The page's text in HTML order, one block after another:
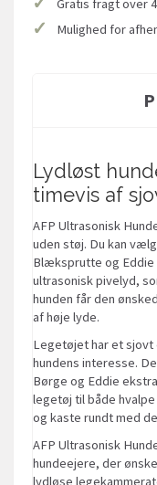
Gratis fragt over
✓ Mulighed for
Lydløst
timevis af
AFP Ultrasonisk
uden støj. Du kan
Blæksprutte og Eddie
ultrasonisk pivelyd,
hunden får den
af høje lyde.
Legetøjet har et
hundens interesse.
Børge og Eddie
legetøj til både
og kaste rundt med
AFP Ultrasonisk
hundeejere, der
lydløse